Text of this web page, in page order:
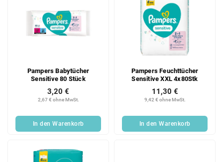
Pampers Babytücher
Sensitive 80 Stück
2,67 € ohne MwSt.
3,20 €
In den Warenkorb
Pampers Feuchttücher
Sensitive XXL 4x80Stk
9,42 € ohne MwSt.
11,30 €
In den Warenkorb